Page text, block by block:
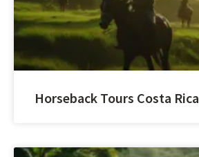
Horseback Tours Costa Rica